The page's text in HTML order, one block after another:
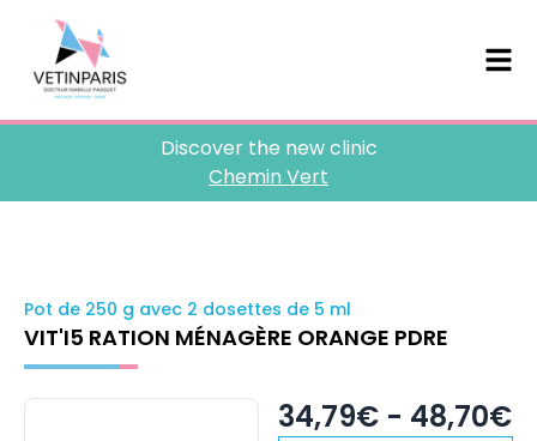
Discover the new clinic
Chemin Vert
Pot de 250 g avec 2 dosettes de 5 ml
VIT'I5 RATION MÉNAGÈRE ORANGE PDRE
34,79€ - 48,70€